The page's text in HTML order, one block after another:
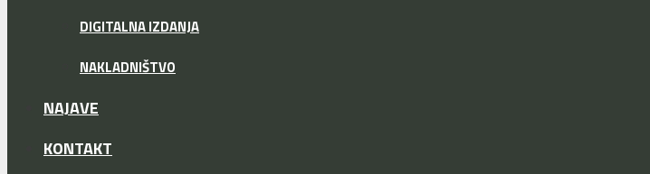
DIGITALNA IZDANJA
NAKLADNIŠTVO
NAJAVE
KONTAKT